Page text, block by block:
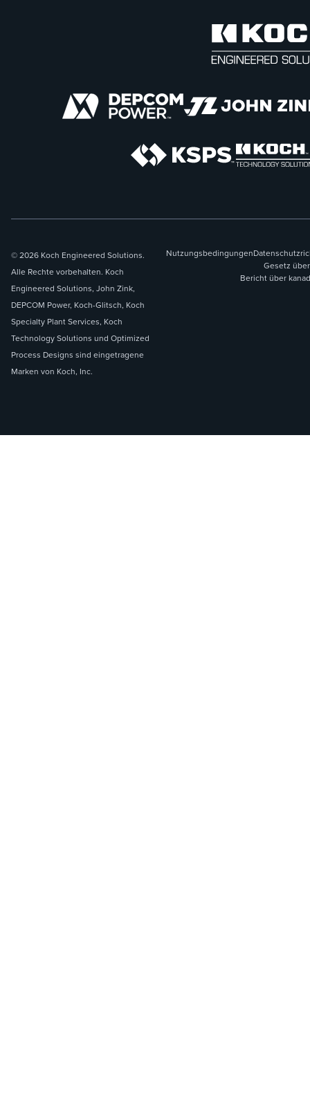
© 2026 Koch Engineered Solutions.
Alle Rechte vorbehalten. Koch
Engineered Solutions, John Zink,
DEPCOM Power, Koch-Glitsch, Koch
Specialty Plant Services, Koch
Technology Solutions und Optimized
Process Designs sind eingetragene
Marken von Koch, Inc.
Nutzungsbedingungen
Gesetz
Bericht über